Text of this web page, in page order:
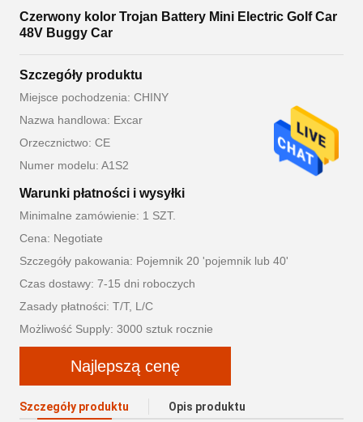
Czerwony kolor Trojan Battery Mini Electric Golf Car
48V Buggy Car
Szczegóły produktu
Miejsce pochodzenia: CHINY
Nazwa handlowa: Excar
Orzecznictwo: CE
Numer modelu: A1S2
Warunki płatności i wysyłki
Minimalne zamówienie: 1 SZT.
Cena: Negotiate
Szczegóły pakowania: Pojemnik 20 'pojemnik lub 40'
Czas dostawy: 7-15 dni roboczych
Zasady płatności: T/T, L/C
Możliwość Supply: 3000 sztuk rocznie
Najlepszą cenę
Szczegóły produktu Opis produktu